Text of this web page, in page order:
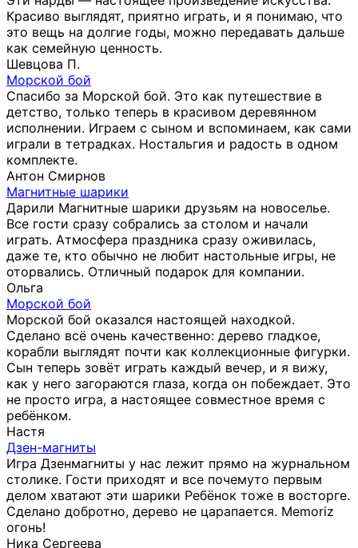
Красиво выглядят, приятно играть, и я понимаю, что
это вещь на долгие годы, можно передавать дальше
как семейную ценность.
Шевцова П.
Морской бой
Спасибо за Морской бой. Это как путешествие в
детство, только теперь в красивом деревянном
исполнении. Играем с сыном и вспоминаем, как сами
играли в тетрадках. Ностальгия и радость в одном
комплекте.
Антон Смирнов
Магнитные шарики
Дарили Магнитные шарики друзьям на новоселье.
Все гости сразу собрались за столом и начали
играть. Атмосфера праздника сразу оживилась,
даже те, кто обычно не любит настольные игры, не
оторвались. Отличный подарок для компании.
Ольга
Морской бой
Морской бой оказался настоящей находкой.
Сделано всё очень качественно: дерево гладкое,
корабли выглядят почти как коллекционные фигурки.
Сын теперь зовёт играть каждый вечер, и я вижу,
как у него загораются глаза, когда он побеждает. Это
не просто игра, а настоящее совместное время с
ребёнком.
Настя
Дзен-магниты
Игра Дзенмагниты у нас лежит прямо на журнальном
столике. Гости приходят и все почемуто первым
делом хватают эти шарики Ребёнок тоже в восторге.
Сделано добротно, дерево не царапается. Memoriz
огонь!
Ника Сергеева